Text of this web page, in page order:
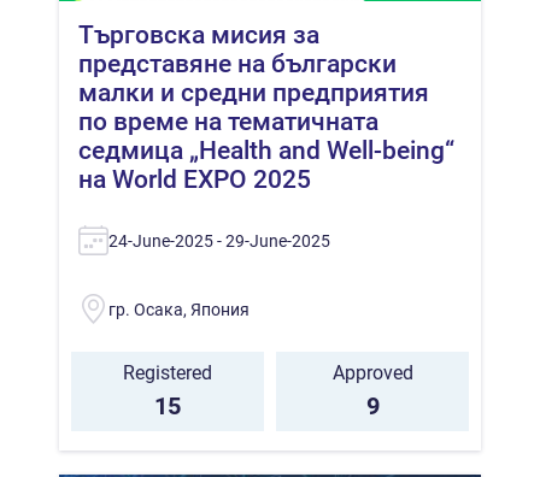
Търговска мисия за
представяне на български
малки и средни предприятия
по време на тематичната
седмица „Health and Well-being“
на World EXPO 2025
24-June-2025 - 29-June-2025
гр. Осака, Япония
Registered
15
Approved
9